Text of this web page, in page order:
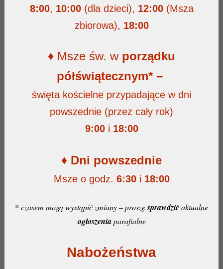
8:00, 10:00(dla dzieci), 12:00 (Msza
zbiorowa), 18:00
♦ Msze św. w porządku
półświątecznym* –
święta kościelne przypadające w dni
powszednie (przez cały rok)
9:00i 18:00
♦ Dni powszednie
Msze o godz. 6:30i 18:00
*czasem mogą wystąpić zmiany – proszęsprawdzićaktualne
ogłoszeniaparafialne
Nabożeństwa